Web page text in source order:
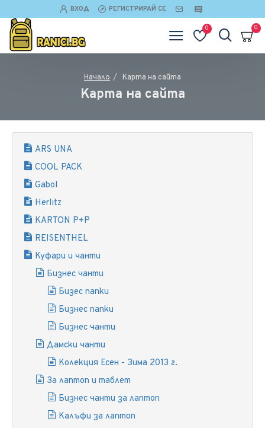
ВХОД РЕГИСТРИРАЙ СЕ
0 0
Начало Карта на сайта
Карта на сайта
ARS UNA
COOL PACK
Gabol
Herlitz
KARTON P+P
REISENTHEL
Куфари и чанти
Бизнес чанти
Бизес папки
Бизнес папки
Бизнес чанти
Дамски чанти
Колекция Есен - Зима 2013 г.
За лаптоп и таблет
Бизнес чанти за лаптоп
Калъфи за лаптоп